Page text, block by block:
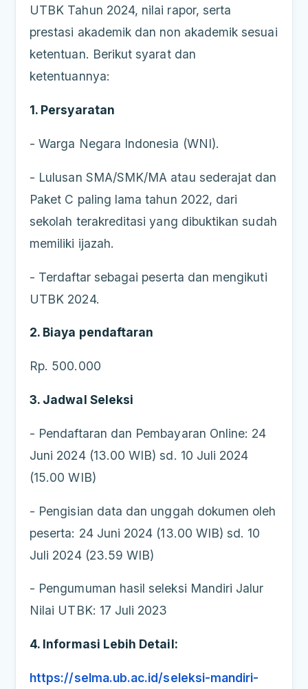
UTBK Tahun 2024, nilai rapor, serta
prestasi akademik dan non akademik sesuai
ketentuan. Berikut syarat dan
ketentuannya:
1. Persyaratan
- Warga Negara Indonesia (WNI).
- Lulusan SMA/SMK/MA atau sederajat dan
Paket C paling lama tahun 2022, dari
sekolah terakreditasi yang dibuktikan sudah
memiliki ijazah.
- Terdaftar sebagai peserta dan mengikuti
UTBK 2024.
2. Biaya pendaftaran
Rp. 500.000
3. Jadwal Seleksi
- Pendaftaran dan Pembayaran Online: 24
Juni 2024 (13.00 WIB) sd. 10 Juli 2024
(15.00 WIB)
- Pengisian data dan unggah dokumen oleh
peserta: 24 Juni 2024 (13.00 WIB) sd. 10
Juli 2024 (23.59 WIB)
- Pengumuman hasil seleksi Mandiri Jalur
Nilai UTBK: 17 Juli 2023
4. Informasi Lebih Detail:
https://selma.ub.ac.id/seleksi-mandiri-